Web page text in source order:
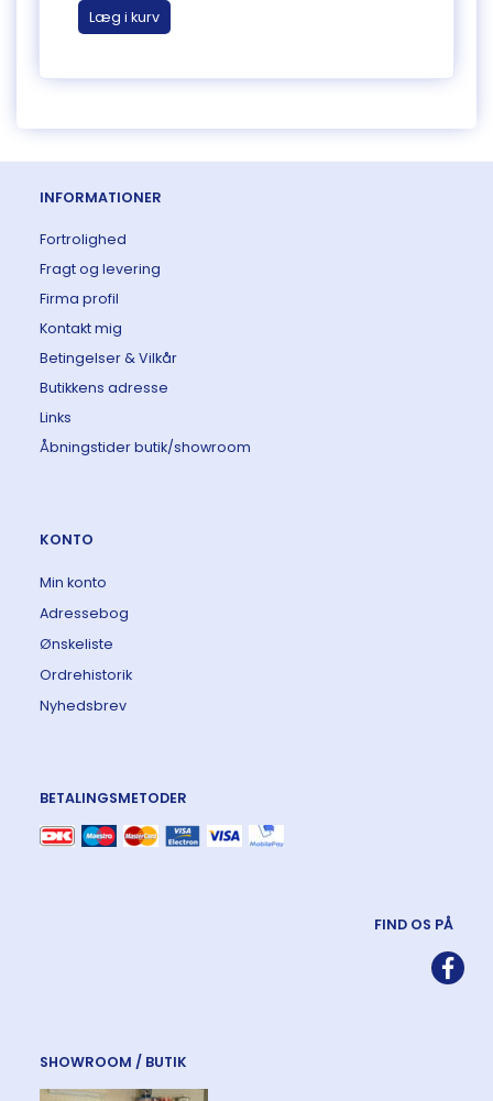
Læg i kurv
INFORMATIONER
Fortrolighed
Fragt og levering
Firma profil
Kontakt mig
Betingelser & Vilkår
Butikkens adresse
Links
Åbningstider butik/showroom
KONTO
Min konto
Adressebog
Ønskeliste
Ordrehistorik
Nyhedsbrev
BETALINGSMETODER
FIND OS PÅ
SHOWROOM / BUTIK